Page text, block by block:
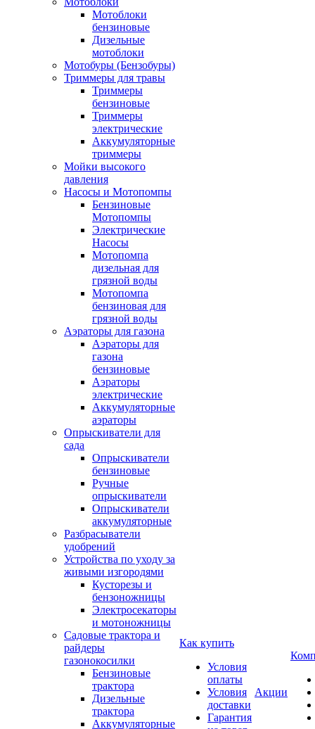
Мотоблоки
бензиновые
Дизельные
мотоблоки
Мотобуры (Бензобуры)
Триммеры для травы
Триммеры
бензиновые
Триммеры
электрические
Аккумуляторные
триммеры
Мойки высокого
давления
Насосы и Мотопомпы
Бензиновые
Мотопомпы
Электрические
Насосы
Мотопомпа
дизельная для
грязной воды
Мотопомпа
бензиновая для
грязной воды
Аэраторы для газона
Аэраторы для
газона
бензиновые
Аэраторы
электрические
Аккумуляторные
аэраторы
Опрыскиватели для
сада
Опрыскиватели
бензиновые
Ручные
опрыскиватели
Опрыскиватели
аккумуляторные
Разбрасыватели
удобрений
Устройства по уходу за
живыми изгородями
Кусторезы и
бензоножницы
Электросекаторы
и мотоножницы
Садовые трактора и
райдеры
газонокосилки
Бензиновые
трактора
Дизельные
трактора
Аккумуляторные
Как купить
Условия
оплаты
Условия
доставки
Гарантия
Акции